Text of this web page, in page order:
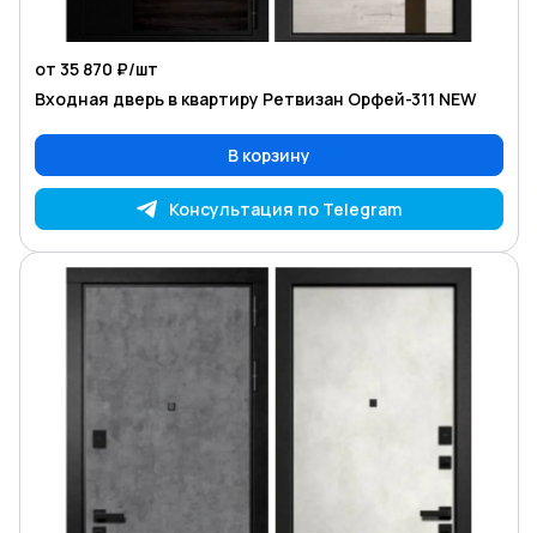
от 35 870 ₽/шт
Входная дверь в квартиру Ретвизан Орфей-311 NEW
В корзину
Консультация по Telegram